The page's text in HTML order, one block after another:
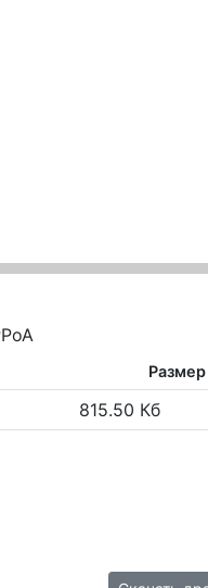
Размер
815.50 Кб